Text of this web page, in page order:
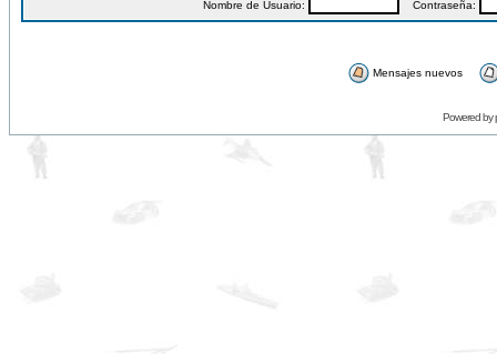
Nombre de Usuario: Contraseña:
Mensajes nuevos
Powered by